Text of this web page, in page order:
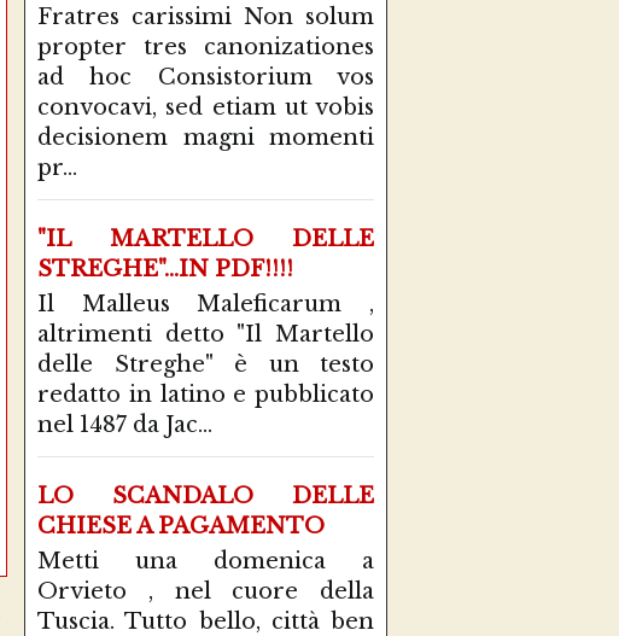
Fratres carissimi Non solum
propter tres canonizationes
ad hoc Consistorium vos
convocavi, sed etiam ut vobis
decisionem magni momenti
pr...
"IL MARTELLO DELLE
STREGHE"...IN PDF!!!!
Il Malleus Maleficarum ,
altrimenti detto "Il Martello
delle Streghe" è un testo
redatto in latino e pubblicato
nel 1487 da Jac...
LO SCANDALO DELLE
CHIESE A PAGAMENTO
Metti una domenica a
Orvieto , nel cuore della
Tuscia. Tutto bello, città ben